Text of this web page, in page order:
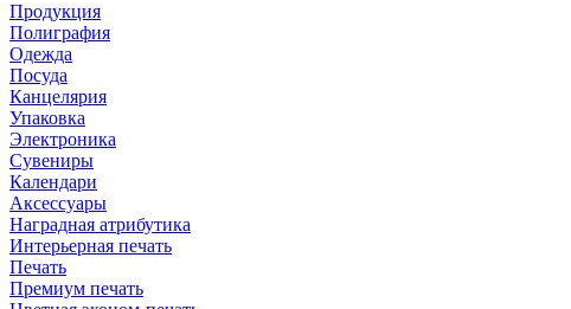
Продукция
Полиграфия
Одежда
Посуда
Канцелярия
Упаковка
Электроника
Сувениры
Календари
Аксессуары
Наградная атрибутика
Интерьерная печать
Печать
Премиум печать